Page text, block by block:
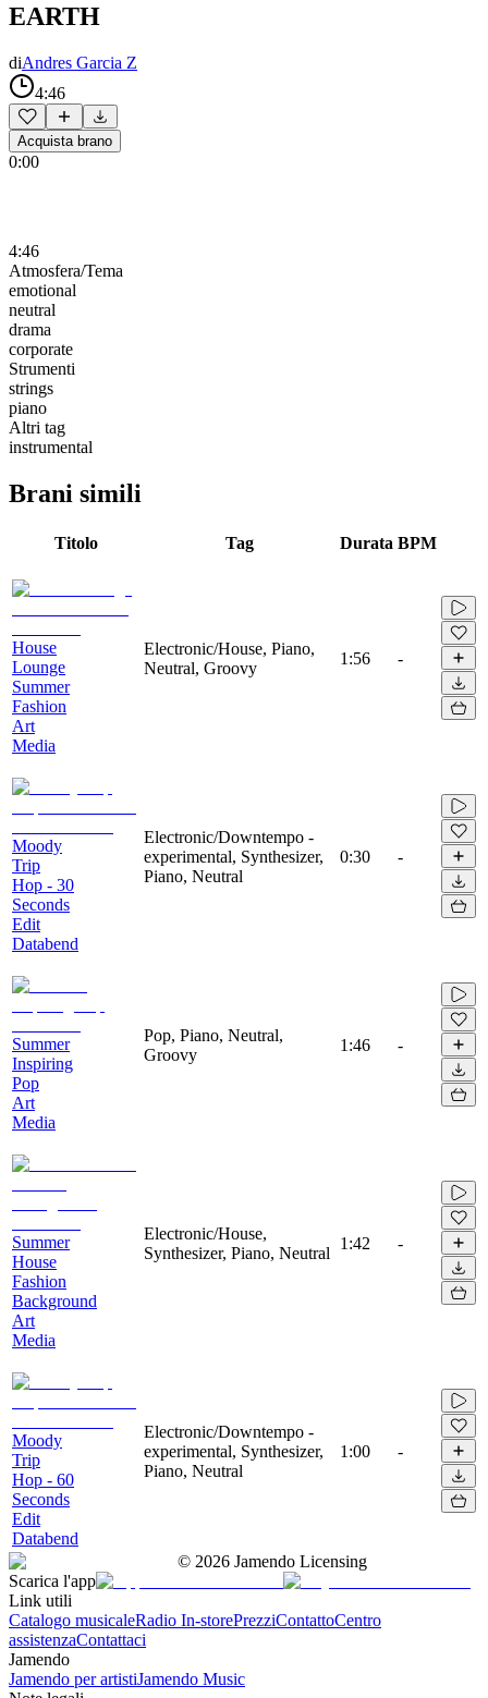
EARTH
diAndres Garcia Z
4:46
Acquista brano
0:00
4:46
Atmosfera/Tema
emotional
neutral
drama
corporate
Strumenti
strings
piano
Altri tag
instrumental
Brani simili
Titolo Tag Durata BPM
House
Lounge
Summer
Fashion
Art
Media
Electronic/House, Piano,
Neutral, Groovy
1:56 -
Moody
Trip
Hop - 30
Seconds
Edit
Databend
Electronic/Downtempo -
experimental, Synthesizer,
Piano, Neutral
0:30 -
Summer
Inspiring
Pop
Art
Media
Pop, Piano, Neutral,
Groovy
1:46 -
Summer
House
Fashion
Background
Art
Media
Electronic/House,
Synthesizer, Piano, Neutral
1:42 -
Moody
Trip
Hop - 60
Seconds
Edit
Databend
Electronic/Downtempo -
experimental, Synthesizer,
Piano, Neutral
1:00 -
© 2026 Jamendo Licensing
Scarica l'app
Link utili
Catalogo musicaleRadio In-storePrezziContattoCentro
assistenzaContattaci
Jamendo
Jamendo per artistiJamendo Music